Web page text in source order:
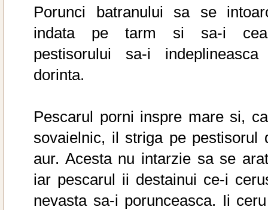
Porunci batranului sa se
indata pe tarm si sa-i
pestisorului sa-i
dorinta.
Pescarul porni inspre mare si,
sovaielnic, il striga pe pestisorul
aur. Acesta nu intarzie sa se
iar pescarul ii destainui ce-i
nevasta sa-i porunceasca. Ii